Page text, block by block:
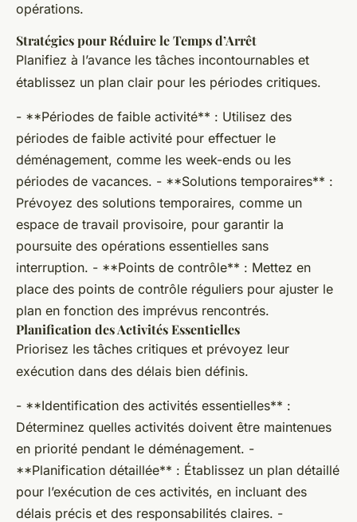
opérations.
Stratégies pour Réduire le Temps d’Arrêt
Planifiez à l’avance les tâches incontournables et
établissez un plan clair pour les périodes critiques.
- **Périodes de faible activité** : Utilisez des
périodes de faible activité pour effectuer le
déménagement, comme les week-ends ou les
périodes de vacances. - **Solutions temporaires** :
Prévoyez des solutions temporaires, comme un
espace de travail provisoire, pour garantir la
poursuite des opérations essentielles sans
interruption. - **Points de contrôle** : Mettez en
place des points de contrôle réguliers pour ajuster le
plan en fonction des imprévus rencontrés.
Planification des Activités Essentielles
Priorisez les tâches critiques et prévoyez leur
exécution dans des délais bien définis.
- **Identification des activités essentielles** :
Déterminez quelles activités doivent être maintenues
en priorité pendant le déménagement. -
**Planification détaillée** : Établissez un plan détaillé
pour l’exécution de ces activités, en incluant des
délais précis et des responsabilités claires. -